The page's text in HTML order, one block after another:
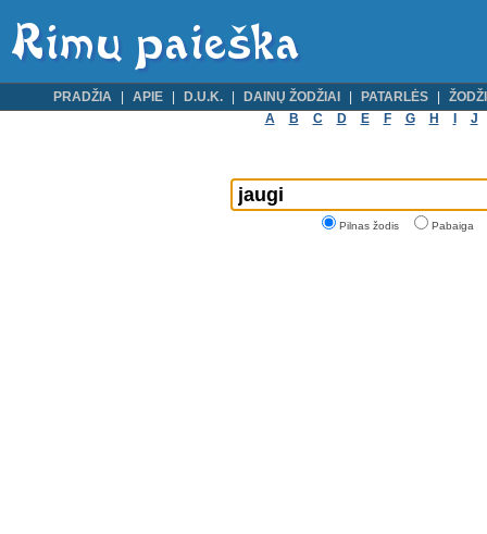
PRADŽIA APIE D.U.K. DAINŲ ŽODŽIAI PATARLĖS
A
B C D E F G H J
Pilnas žodis Pabaiga